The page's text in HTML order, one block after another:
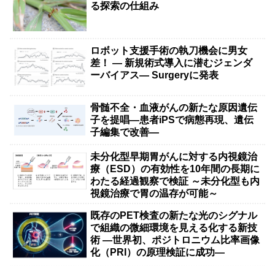
る探索の仕組み
ロボット支援手術の執刀機会に男女
差！ — 新規術式導入に潜むジェンダ
ーバイアス— Surgeryに発表
骨髄不全・血液がんの新たな原因遺伝
子を提唱―患者iPSで病態再現、遺伝
子編集で改善―
未分化型早期胃がんに対する内視鏡治
療（ESD）の有効性を10年間の長期に
わたる経過観察で検証 ～未分化型も内
視鏡治療で胃の温存が可能～
既存のPET検査の新たな光のシグナル
で組織の微細環境を見える化する新技
術 ―世界初、ポジトロニウム比率画像
化（PRI）の原理検証に成功―